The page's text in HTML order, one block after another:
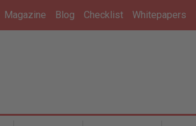
Magazine Blog Checklist Whitepapers